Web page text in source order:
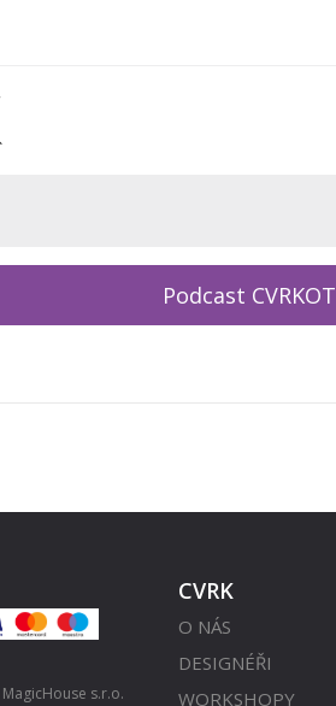
Podcast CVRKOT
MagicHouse s.r.o.
CVRK
O NÁS
DESIGNÉŘI
WORKSHOPY